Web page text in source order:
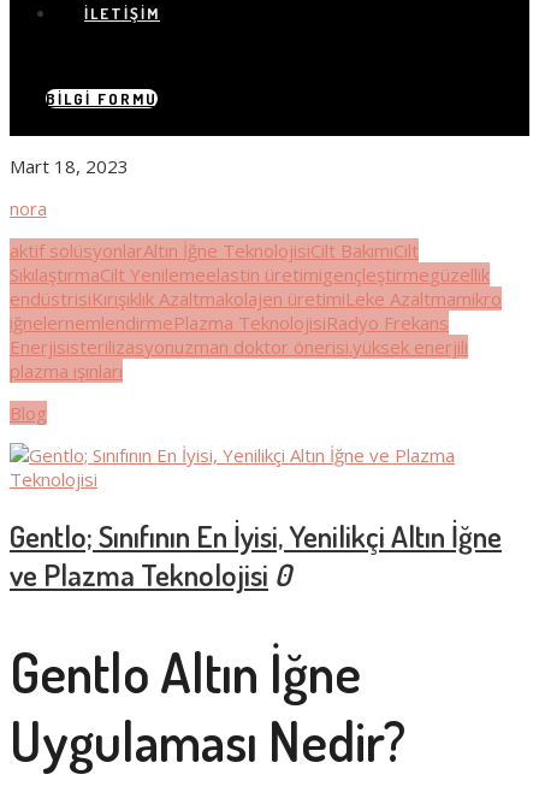
İLETIŞIM
BILGI FORMU
Mart 18, 2023
nora
aktif solüsyonlarAltın İğne TeknolojisiCilt BakımıCilt
SıkılaştırmaCilt Yenilemeelastin üretimigençleştirmegüzellik
endüstrisiKırışıklık Azaltmakolajen üretimiLeke Azaltmamikro
iğnelernemlendirmePlazma TeknolojisiRadyo Frekans
Enerjisisterilizasyonuzman doktor önerisi.yüksek enerjili
plazma ışınları
Blog
Gentlo; Sınıfının En İyisi, Yenilikçi Altın İğne
ve Plazma Teknolojisi 0
Gentlo Altın İğne
Uygulaması Nedir?